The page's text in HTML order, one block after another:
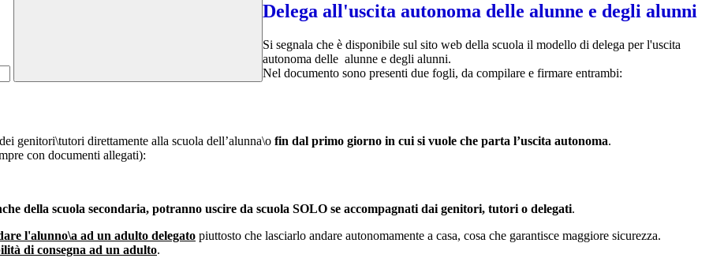
Delega all'uscita autonoma delle alunne e degli alunni
Si segnala che è disponibile sul sito web della scuola il modello di delega per l'uscita
autonoma delle alunne e degli alunni.
Nel documento sono presenti due fogli, da compilare e firmare entrambi:
genitori\tutori direttamente alla scuola dell’alunna\o fin dal primo giorno in cui si vuole che parta l’uscita autonoma.
con documenti allegati):
della scuola secondaria, potranno uscire da scuola SOLO se accompagnati dai genitori, tutori o delegati.
l'alunno\a ad un adulto delegato piuttosto che lasciarlo andare autonomamente a casa, cosa che garantisce maggiore sicurezza.
di consegna ad un adulto.